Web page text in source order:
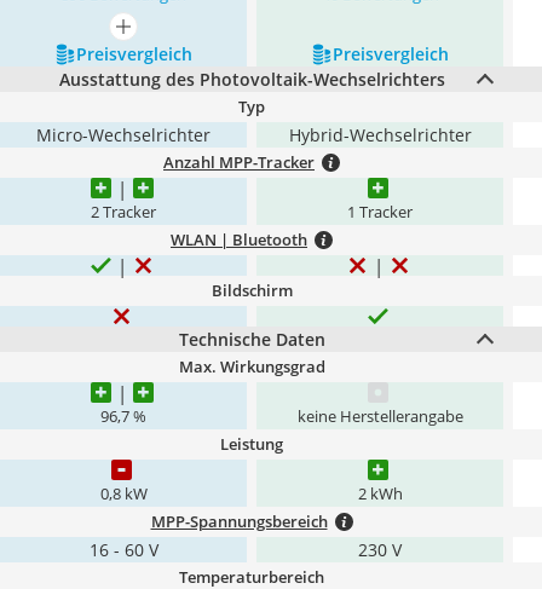
mehr anzeigen
Preis­vergleich
Preis­vergleich
Ausstattung des Photovoltaik-Wechselrichters
Typ
Micro-Wechselrichter Hybrid-Wechselrichter
Anzahl MPP-Tracker
2 Tracker 1 Tracker
WLAN | Bluetooth
Bildschirm
Technische Daten
Max. Wirkungsgrad
96,7 % keine Herstellerangabe
Leistung
0,8 kW 2 kWh
MPP-Spannungsbereich
16 - 60 V 230 V
Temperaturbereich